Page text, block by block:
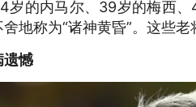
岁的内马尔、39岁的梅西
地称为“诸神黄昏”。这些
遗憾